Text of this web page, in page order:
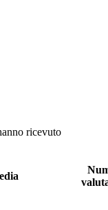
ricevuto